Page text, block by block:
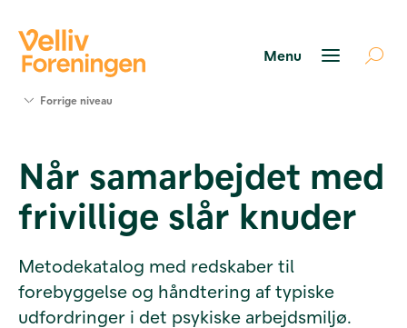
Værktøjer
og viden
Om Velliv
Foreningen
os
Forrige niveau
Når samarbejdet med
frivillige slår knuder
Metodekatalog med redskaber til
forebyggelse og håndtering af typiske
udfordringer i det psykiske arbejdsmiljø.